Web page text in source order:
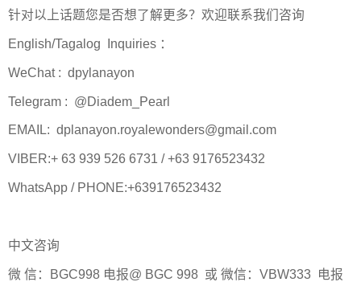
针对以上话题您是否想了解更多？欢迎联系我们咨询
English/Tagalog Inquiries ：
WeChat : dpylanayon
Telegram : @Diadem_Pearl
EMAIL: dplanayon.royalewonders@gmail.com
VIBER:+ 63 939 526 6731 / +63 9176523432
WhatsApp / PHONE:+639176523432
中文咨询
微 信：BGC998 电报@ BGC 998 或 微信：VBW333 电报